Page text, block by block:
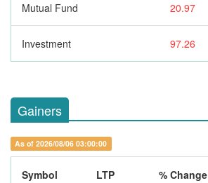
Mutual Fund 20.97
Investment 97.26
Gainers
As of 2026/08/06 03:00:00
Symbol LTP % Change